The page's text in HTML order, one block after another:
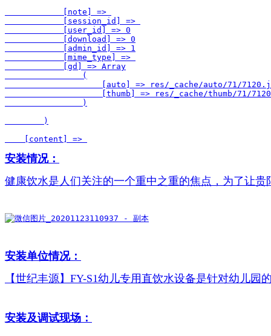
            [note] =>
            [session_id] =>
            [user_id] => 0
            [download] => 0
            [admin_id] => 1
            [mime_type] =>
            [gd] => Array
                (
[auto] => res/_cache/auto/71/
[thumb] => res/_cache/thumb/71/
                )
        )
    [content] =>
安装情况：
健康饮水是人们关注的一个重中之重的焦点，为了让
安装单位情况：
【世纪丰源】FY-S1幼儿专用直饮水设备是针对幼儿
安装及调试现场：